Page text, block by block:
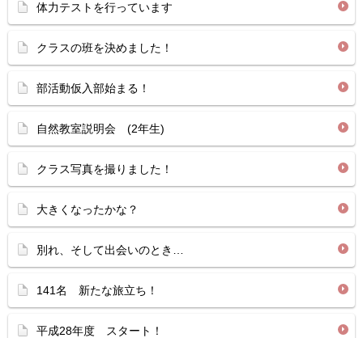
体力テストを行っています
クラスの班を決めました！
部活動仮入部始まる！
自然教室説明会 (2年生)
クラス写真を撮りました！
大きくなったかな？
別れ、そして出会いのとき…
141名 新たな旅立ち！
平成28年度 スタート！